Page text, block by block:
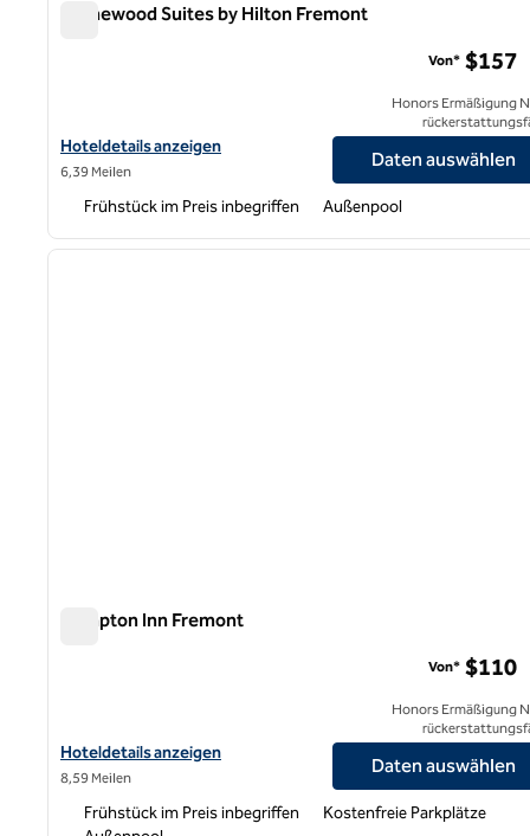
Homewood Suites by Hilton Fremont
Hoteldetails für Homewood Suites by Hilton Fremont anzeigen
Hoteldetails anzeigen
6,39 Meilen
Von* $157
Honors Ermäßigung
Daten auswählen
Frühstück im Preis inbegriffen Außenpool
1 von 12
Hampton Inn Fremont
Hoteldetails für das Hampton Inn Fremont anzeigen
Hoteldetails anzeigen
8,59 Meilen
Von* $110
Honors Ermäßigung
Daten auswählen
Frühstück im Preis inbegriffen
Kostenfreie Parkplätze